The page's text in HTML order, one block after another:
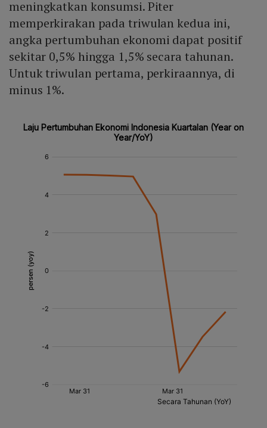
meningkatkan konsumsi. Piter
memperkirakan pada triwulan kedua ini,
angka pertumbuhan ekonomi dapat positif
sekitar 0,5% hingga 1,5% secara tahunan.
Untuk triwulan pertama, perkiraannya, di
minus 1%.